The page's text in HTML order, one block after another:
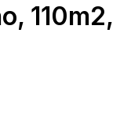
110m2,